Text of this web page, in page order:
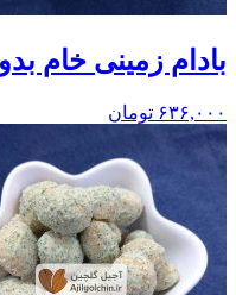
بادام زمینی خام
۶۳۶,۰۰۰ تومان